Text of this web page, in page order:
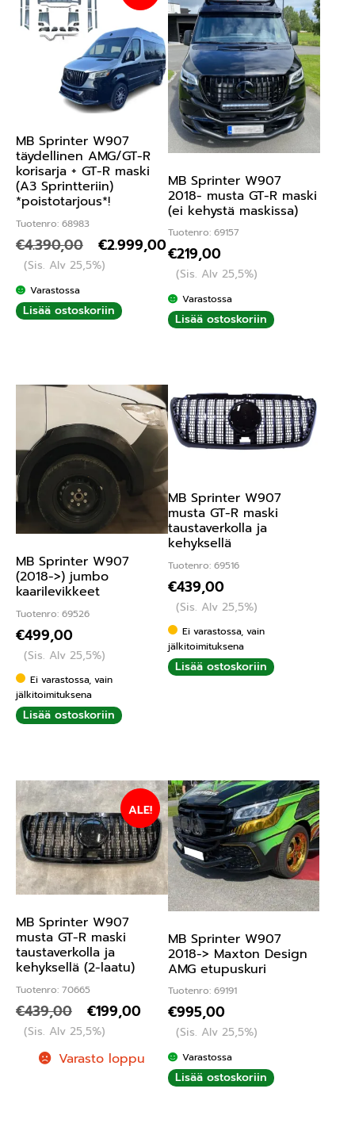
MB Sprinter W907
täydellinen AMG/GT-R
korisarja + GT-R maski
(A3 Sprintteriin)
*poistotarjous*!
Tuotenro: 68983
€4.390,00 €2.999,00
(Sis. Alv 25,5%)
Varastossa
Lisää ostoskoriin
MB Sprinter W907
2018- musta GT-R maski
(ei kehystä maskissa)
Tuotenro: 69157
€219,00
(Sis. Alv 25,5%)
Varastossa
Lisää ostoskoriin
MB Sprinter W907
(2018->) jumbo
kaarilevikkeet
Tuotenro: 69526
€499,00
(Sis. Alv 25,5%)
Ei varastossa, vain
jälkitoimituksena
Lisää ostoskoriin
MB Sprinter W907
musta GT-R maski
taustaverkolla ja
kehyksellä
Tuotenro: 69516
€439,00
(Sis. Alv 25,5%)
Ei varastossa, vain
jälkitoimituksena
Lisää ostoskoriin
MB Sprinter W907
musta GT-R maski
taustaverkolla ja
kehyksellä (2-laatu)
Tuotenro: 70665
ALE!
€439,00 €199,00
(Sis. Alv 25,5%)
Varasto loppu
MB Sprinter W907
2018-> Maxton Design
AMG etupuskuri
Tuotenro: 69191
€995,00
(Sis. Alv 25,5%)
Varastossa
Lisää ostoskoriin